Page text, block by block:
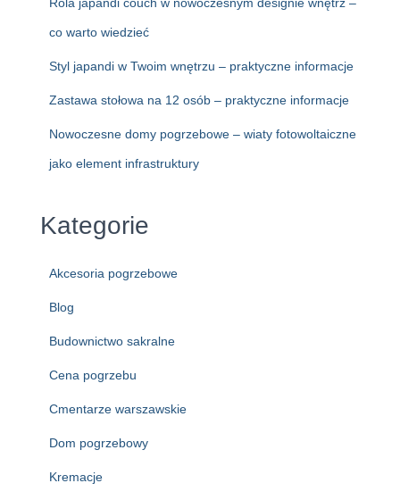
co warto wiedzieć
Styl japandi w Twoim wnętrzu – praktyczne informacje
Zastawa stołowa na 12 osób – praktyczne informacje
Nowoczesne domy pogrzebowe – wiaty fotowoltaiczne
jako element infrastruktury
Kategorie
Akcesoria pogrzebowe
Blog
Budownictwo sakralne
Cena pogrzebu
Cmentarze warszawskie
Dom pogrzebowy
Kremacje